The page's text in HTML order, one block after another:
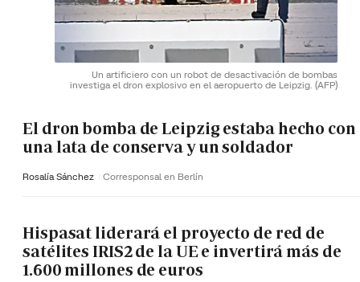
Un artificiero con un robot de desactivación de bombas
investiga el dron explosivo en el aeropuerto de Leipzig. (AFP)
El dron bomba de Leipzig estaba hecho con
una lata de conserva y un soldador
Rosalía Sánchez Corresponsal en Berlín
Hispasat liderará el proyecto de red de
satélites IRIS2 de la UE e invertirá más de
1.600 millones de euros